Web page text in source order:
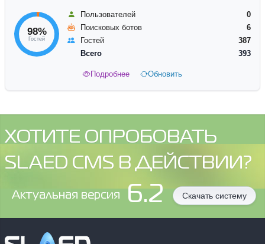
98%
Гостей
Пользователей
0
Поисковых ботов
6
Гостей
387
Всего
393
Подробнее Обновить
ХОТИТЕ ОПРОБОВАТЬ
SLAED CMS В ДЕЙСТВИИ?
Aктуальная версия 6.2 Скачать систему